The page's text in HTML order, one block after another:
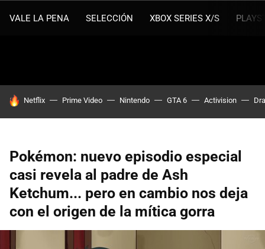
VALE LA PENA SELECCIÓN XBOX SERIES X/S
HOY SE HABLA DE
Netflix Prime Video Nintendo GTA 6 Activision
Pokémon: nuevo episodio especial
casi revela al padre de Ash
Ketchum... pero en cambio nos deja
con el origen de la mítica gorra